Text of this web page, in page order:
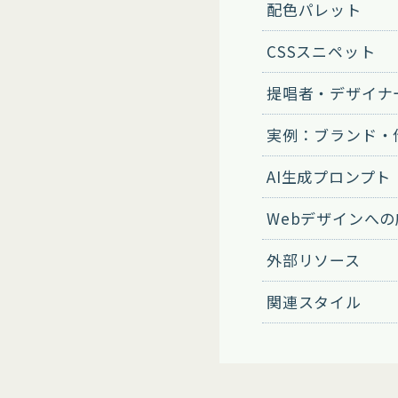
配色パレット
CSSスニペット
提唱者・デザイナ
実例：ブランド・
AI生成プロンプト
Webデザインへ
外部リソース
関連スタイル